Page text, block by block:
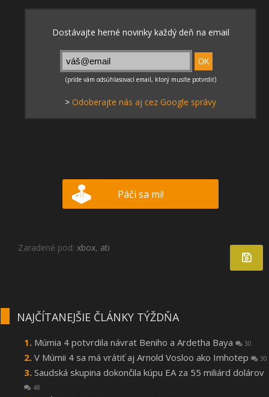
> Odoberajte nás aj cez Google správy
Páči sa mi!
Zaradené pod: xbox, ati
NAJČÍTANEJŠIE ČLÁNKY TÝŽDŇA
Múmia 4 potvrdila návrat Beniho a Ardetha Baya 30
V Múmii 4 sa má vrátiť aj Arnold Vosloo ako Imhotep 30
Saudská skupina dokončila kúpu EA za 55 miliárd dolárov
48